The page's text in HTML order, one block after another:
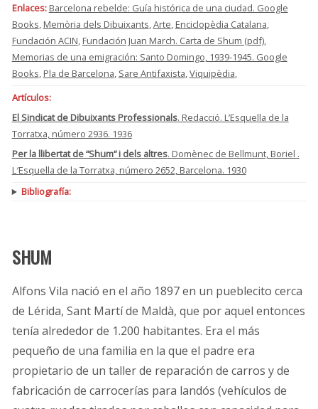
Enlaces: Barcelona rebelde: Guía histórica de una ciudad. Google
Books, Memòria dels Dibuixants,Arte, Enciclopèdia Catalana,
Fundación ACIN, Fundación Juan March. Carta de Shum (pdf),
Memorias de una emigración: Santo Domingo, 1939-1945. Google
Books, Pla de Barcelona, Sare Antifaxista,Viquipèdia,
Artículos:
El Sindicat de Dibuixants Professionals. Redacció. L’Esquella de la
Torratxa, número 2936. 1936
Per la llibertat de “Shum“ i dels altres. Domènec de Bellmunt, Boriel .
L′Esquella de la Torratxa, número 2652, Barcelona. 1930
Bibliografía:
SHUM
Alfons Vila nació en el año 1897 en un pueblecito cerca
de Lérida, Sant Martí de Maldà, que por aquel entonces
tenía alrededor de 1.200 habitantes. Era el más
pequeño de una familia en la que el padre era
propietario de un taller de reparación de carros y de
fabricación de carrocerías para landós (vehículos de